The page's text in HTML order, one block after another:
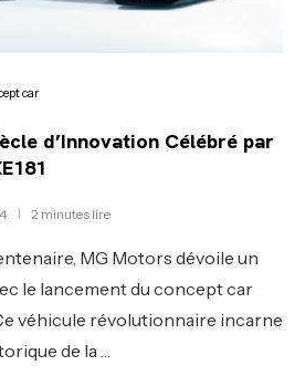
car
d’Innovation Célébré par
2 minutes lire
MG Motors dévoile un
le lancement du concept car
véhicule révolutionnaire incarne
de la …